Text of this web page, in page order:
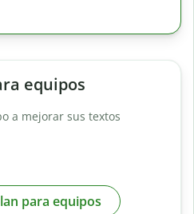
equipos
a mejorar sus textos
para equipos